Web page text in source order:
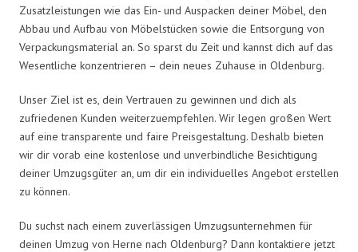
Zusatzleistungen wie das Ein- und Auspacken deiner Möbel, den
Abbau und Aufbau von Möbelstücken sowie die Entsorgung von
Verpackungsmaterial an. So sparst du Zeit und kannst dich auf das
Wesentliche konzentrieren – dein neues Zuhause in Oldenburg.
Unser Ziel ist es, dein Vertrauen zu gewinnen und dich als
zufriedenen Kunden weiterzuempfehlen. Wir legen großen Wert
auf eine transparente und faire Preisgestaltung. Deshalb bieten
wir dir vorab eine kostenlose und unverbindliche Besichtigung
deiner Umzugsgüter an, um dir ein individuelles Angebot erstellen
zu können.
Du suchst nach einem zuverlässigen Umzugsunternehmen für
deinen Umzug von Herne nach Oldenburg? Dann kontaktiere jetzt